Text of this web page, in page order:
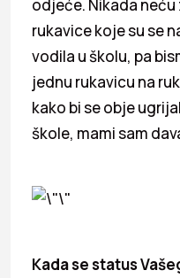
odjeće. Nikada
rukavice koje su se
vodila u školu, pa
jednu rukavicu na
kako bi se obje
škole, mami sam
Kada se status